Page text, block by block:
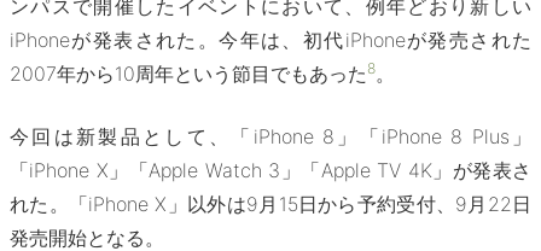
ンパスで開催したイベントにおいて、例年どおり新しい
iPhoneが発表された。今年は、初代iPhoneが発売された
2007年から10周年という節目でもあった 8。
今回は新製品として、「iPhone 8」「iPhone 8 Plus」
「iPhone X」「Apple Watch 3」「Apple TV 4K」が発表さ
れた。「iPhone X」以外は9月15日から予約受付、9月22日
発売開始となる。